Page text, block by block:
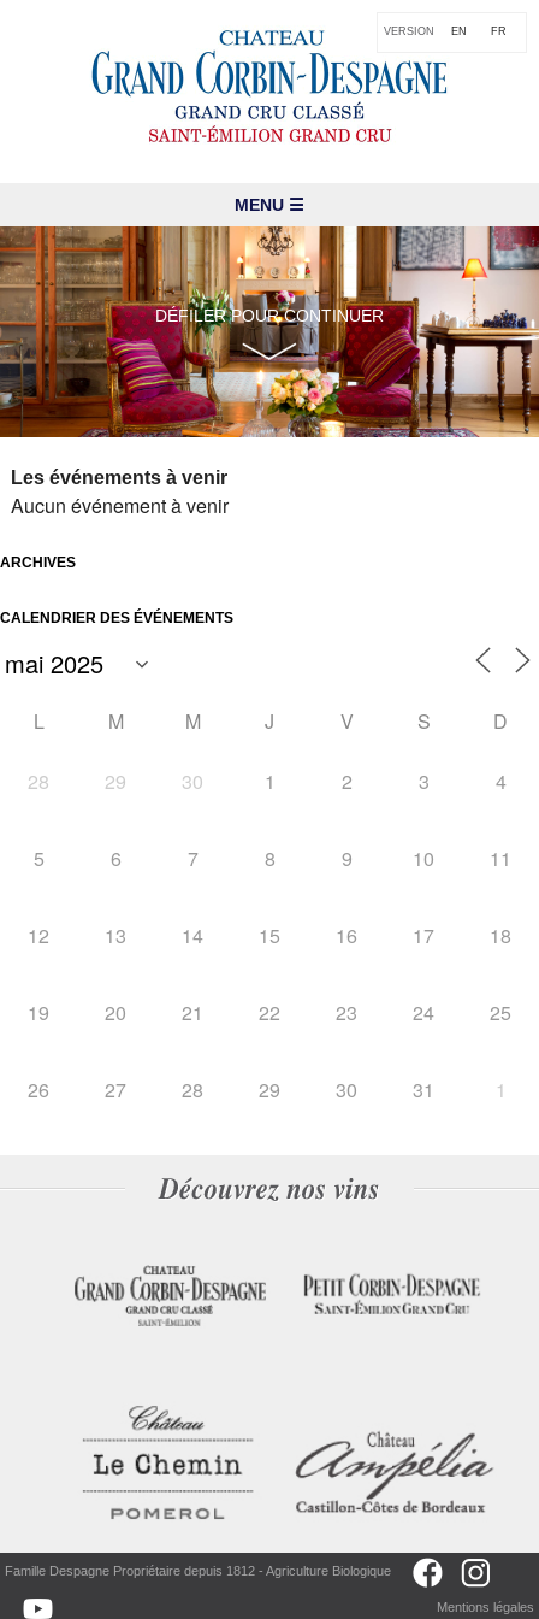
VERSION EN FR
MENU ☰
DÉFILER POUR CONTINUER
Les événements à venir
Aucun événement à venir
ARCHIVES
CALENDRIER DES ÉVÉNEMENTS
L M M J V S D
28 29 30 1 2 3 4
5 6 7 8 9 10 11
12 13 14 15 16 17 18
19 20 21 22 23 24 25
26 27 28 29 30 31 1
Famille Despagne Propriétaire depuis 1812 - Agriculture Biologique
Mentions légales